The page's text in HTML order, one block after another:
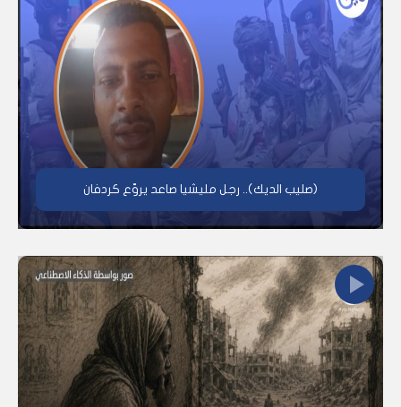
(صليب الديك).. رجل مليشيا صاعد يروّع كردفان